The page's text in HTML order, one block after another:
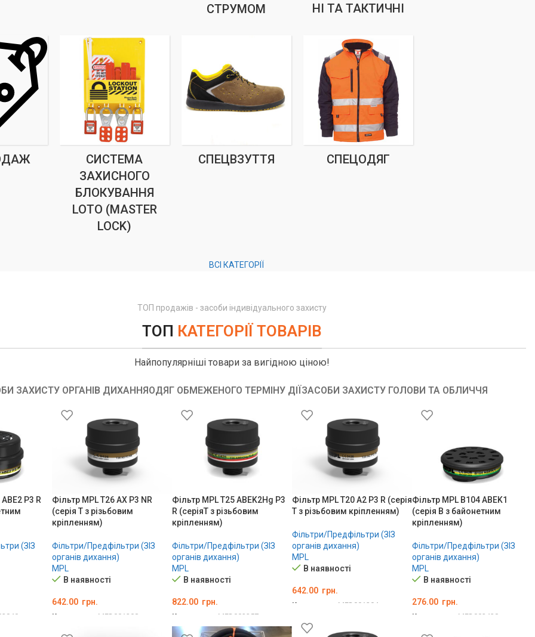
СТРУМОМ
НІ ТА ТАКТИЧНІ
СИСТЕМА
ЗАХИСНОГО
БЛОКУВАННЯ
LOTO (MASTER
LOCK)
СПЕЦВЗУТТЯ СПЕЦОДЯГ
ВСІ КАТЕГОРІЇ
ТОП продажів - засоби індивідуального захисту
ТОП КАТЕГОРІЇ ТОВАРІВ
Найпопулярніші товари за вигідною ціною!
ЗАХИСТУ ОРГАНІВ ДИХАННЯОДЯГ ОБМЕЖЕНОГО ТЕРМІНУ ДІЇЗАСОБИ ЗАХИСТУ ГОЛОВИ ТА ОБЛИЧЧЯ
P3 R
(ЗІЗ
Фільтр MPL T26 AX P3 NR
(серія T з різьбовим
кріпленням)
Фільтри/Предфільтри (ЗІЗ
органів дихання)
MPL
В наявності
642.00 грн.
Код товару: MED001208
ДОДАТИ В КОШИК
Фільтр MPL T25 ABEK2Hg P3
R (серіяT з різьбовим
кріпленням)
Фільтри/Предфільтри (ЗІЗ
органів дихання)
MPL
В наявності
822.00 грн.
Код товару: MED002357
ДОДАТИ В КОШИК
Фільтр MPL T20 A2 P3 R (серія
T з різьбовим кріпленням)
Фільтри/Предфільтри (ЗІЗ
органів дихання)
MPL
В наявності
642.00 грн.
Код товару: MED001204
ДОДАТИ В КОШИК
Фільтр MPL B104 ABEK1
(серія В з байонетним
кріпленням)
Фільтри/Предфільтри (ЗІЗ
органів дихання)
MPL
В наявності
276.00 грн.
Код товару: MED002438
ДОДАТИ В КОШИК